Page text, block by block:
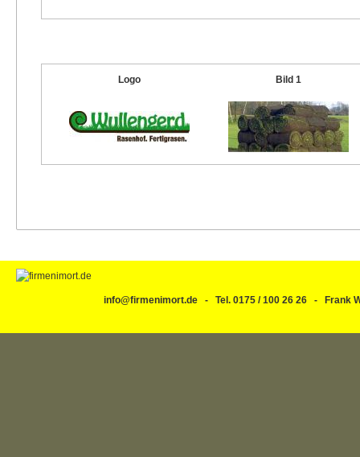
Logo Bild 1
info@firmenimort.de - Tel. 0175 / 100 26 26 -